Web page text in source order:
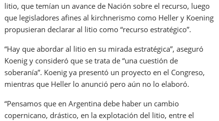
litio, que temían un avance de Nación sobre el recurso, luego
que legisladores afines al kirchnerismo como Heller y Koening
propusieran declarar al litio como “recurso estratégico”.
“Hay que abordar al litio en su mirada estratégica”, aseguró
Koenig y consideró que se trata de “una cuestión de
soberanía”. Koenig ya presentó un proyecto en el Congreso,
mientras que Heller lo anunció pero aún no lo elaboró.
“Pensamos que en Argentina debe haber un cambio
copernicano, drástico, en la explotación del litio, entre el